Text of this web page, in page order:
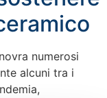
numerosi
alcuni tra i